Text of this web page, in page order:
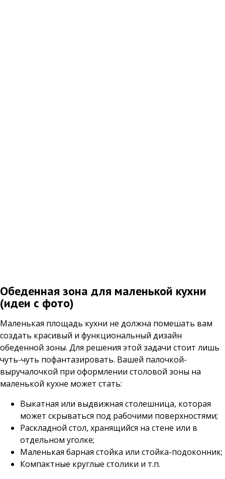
Обеденная зона для маленькой кухни
(идеи с фото)
Маленькая площадь кухни не должна помешать вам
создать красивый и функциональный дизайн
обеденной зоны. Для решения этой задачи стоит лишь
чуть-чуть пофантазировать. Вашей палочкой-
выручалочкой при оформлении столовой зоны на
маленькой кухне может стать:
Выкатная или выдвижная столешница, которая
может скрываться под рабочими поверхностями;
Раскладной стол, хранящийся на стене или в
отдельном уголке;
Маленькая барная стойка или стойка-подоконник;
Компактные круглые столики и т.п.